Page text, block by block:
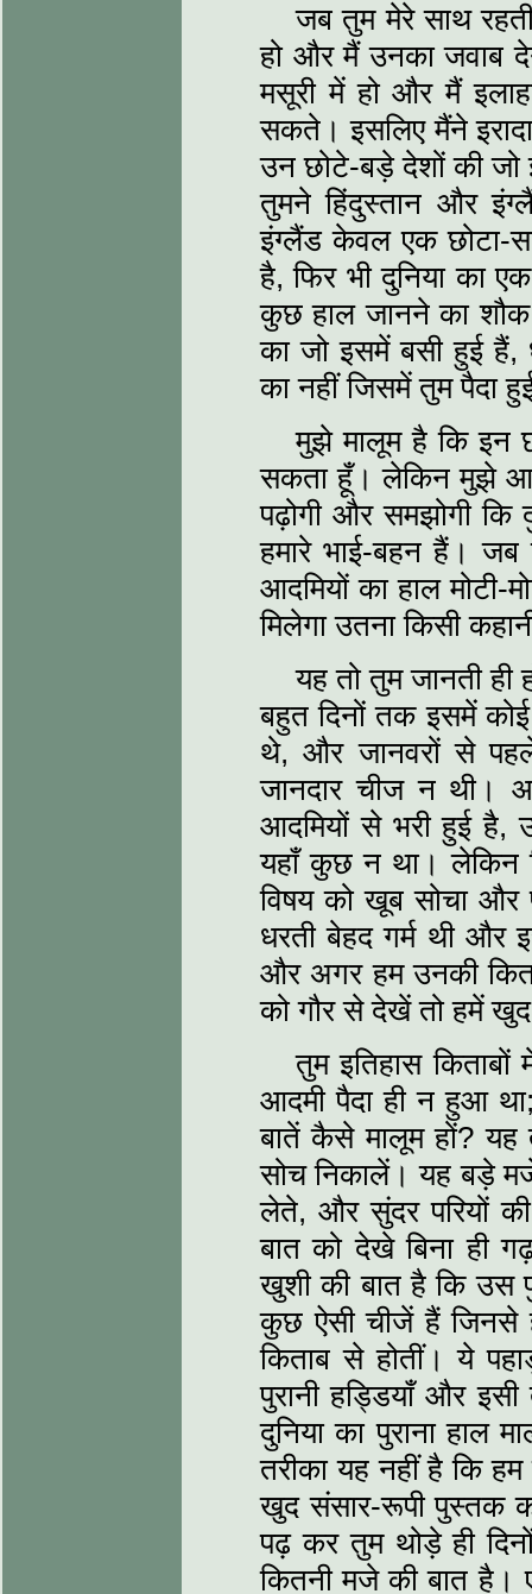
जब तुम मेरे साथ
हो और मैं उनका जवाब
मसूरी में हो और मैं
सकते। इसलिए मैंने
उन छोटे-बड़े देशों की जो
तुमने हिंदुस्तान और
इंग्लैंड केवल एक छोटा-
है, फिर भी दुनिया का
कुछ हाल जानने का
का जो इसमें बसी हुई
का नहीं जिसमें तुम पैदा
मुझे मालूम है कि इन
सकता हूँ। लेकिन मुझे
पढ़ोगी और समझोगी
हमारे भाई-बहन हैं।
आदमियों का हाल मोटी-
मिलेगा उतना किसी
यह तो तुम जानती ही
बहुत दिनों तक इसमें
थे, और जानवरों से
जानदार चीज न थी।
आदमियों से भरी हुई है,
यहाँ कुछ न था। लेकिन
विषय को खूब सोचा
धरती बेहद गर्म थी और
और अगर हम उनकी
को गौर से देखें तो हमें खुद
तुम इतिहास
आदमी पैदा ही न हुआ
बातें कैसे मालूम हों? यह
सोच निकालें। यह बड़े
लेते, और सुंदर परियों
बात को देखे बिना ही
खुशी की बात है कि उस
कुछ ऐसी चीजें हैं जिनसे
किताब से होतीं। ये
पुरानी हड्डियाँ और
दुनिया का पुराना हाल
तरीका यह नहीं है कि
खुद संसार-रूपी पुस्तक
पढ़ कर तुम थोड़े ही
कितनी मजे की बात है।